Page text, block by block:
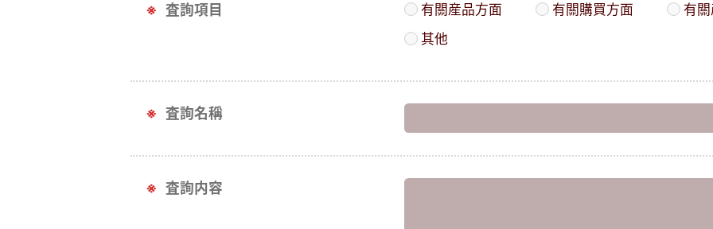
査詢項目 有關産品方面 有關購買方面
有
其他
査詢名稱
査詢内容